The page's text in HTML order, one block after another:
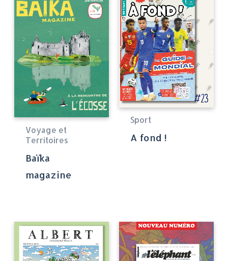
Voyage et
Territoires
Baïka
magazine
Sport
A fond !